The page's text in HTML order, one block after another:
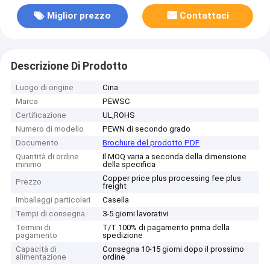
Miglior prezzo Contattaci
Descrizione Di Prodotto
Luogo di origine
Cina
Marca
PEWSC
Certificazione
UL,ROHS
Numero di modello
PEWN di secondo grado
Documento
Brochure del prodotto PDF
Quantità di ordine
minimo
Il MOQ varia a seconda della dimensione
della specifica
Prezzo
Copper price plus processing fee plus
freight
Imballaggi particolari
Casella
Tempi di consegna
3-5 giorni lavorativi
Termini di
pagamento
T/T 100% di pagamento prima della
spedizione
Capacità di
alimentazione
Consegna 10-15 giorni dopo il prossimo
ordine